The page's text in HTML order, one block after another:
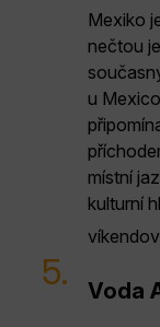
Mexiko
nečtou
u
místní
kulturní
5. Voda